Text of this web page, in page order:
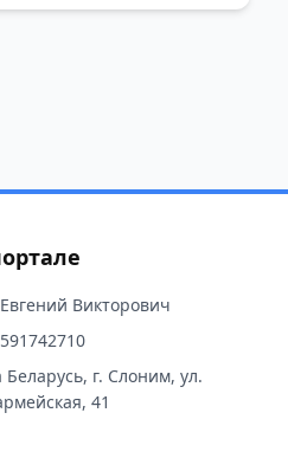
Викторович
Беларусь, г. Слоним, ул.
41